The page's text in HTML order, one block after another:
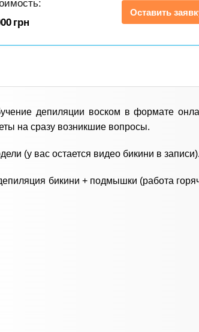
грн
Оставить
депиляции воском в формате
на сразу возникшие вопросы.
(у вас остается видео бикини в записи).
бикини + подмышки (работа